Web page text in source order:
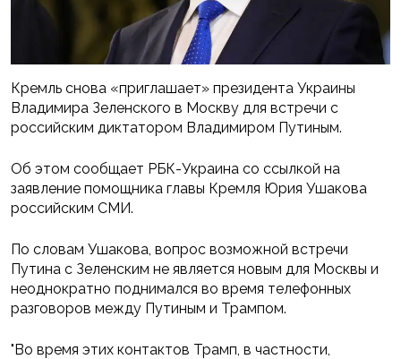
Кремль снова «приглашает» президента Украины
Владимира Зеленского в Москву для встречи с
российским диктатором Владимиром Путиным.
Об этом сообщает РБК-Украина со ссылкой на
заявление помощника главы Кремля Юрия Ушакова
российским СМИ.
По словам Ушакова, вопрос возможной встречи
Путина с Зеленским не является новым для Москвы и
неоднократно поднимался во время телефонных
разговоров между Путиным и Трампом.
"Во время этих контактов Трамп, в частности,